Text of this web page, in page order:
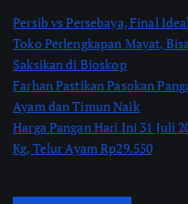
Persib vs Persebaya, Final
Toko Perlengkapan Mayat,
Saksikan di Bioskop
Farhan Pastikan Pasokan
Ayam dan Timun Naik
Harga Pangan Hari Ini 31 Juli
Kg, Telur Ayam Rp29.550